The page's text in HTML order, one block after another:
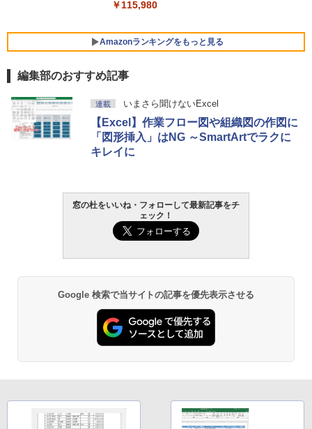
￥115,980
Amazonランキングをもっと見る
編集部のおすすめ記事
連載 いまさら聞けないExcel
【Excel】作業フロー図や組織図の作図に
「図形挿入」はNG ～SmartArtでラクに
キレイに
窓の杜をいいね・フォローして最新記事をチ
ェック！
Google 検索で当サイトの記事を優先表示させる